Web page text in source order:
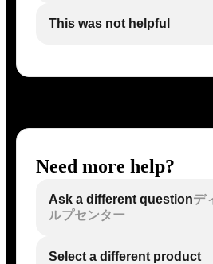
This was not helpful
Need more help?
Ask a different questionデ
ルプセンター
Select a different product